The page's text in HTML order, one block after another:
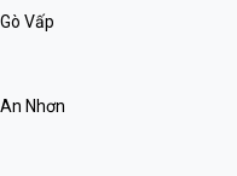
Vấp
Nhơn